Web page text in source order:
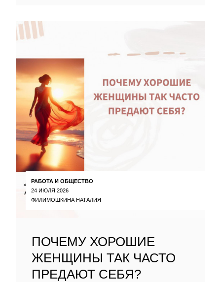
РАБОТА И ОБЩЕСТВО
24 ИЮЛЯ 2026
ФИЛИМОШКИНА НАТАЛИЯ
ПОЧЕМУ ХОРОШИЕ
ЖЕНЩИНЫ ТАК ЧАСТО
ПРЕДАЮТ СЕБЯ?